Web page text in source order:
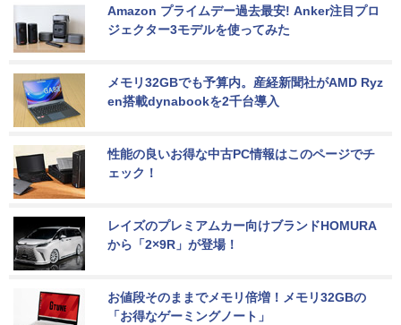
Amazon プライムデー過去最安! Anker注目プロ
ジェクター3モデルを使ってみた
メモリ32GBでも予算内。産経新聞社がAMD Ryz
en搭載dynabookを2千台導入
性能の良いお得な中古PC情報はこのページでチ
ェック！
レイズのプレミアムカー向けブランドHOMURA
から「2×9R」が登場！
お値段そのままでメモリ倍増！メモリ32GBの
「お得なゲーミングノート」